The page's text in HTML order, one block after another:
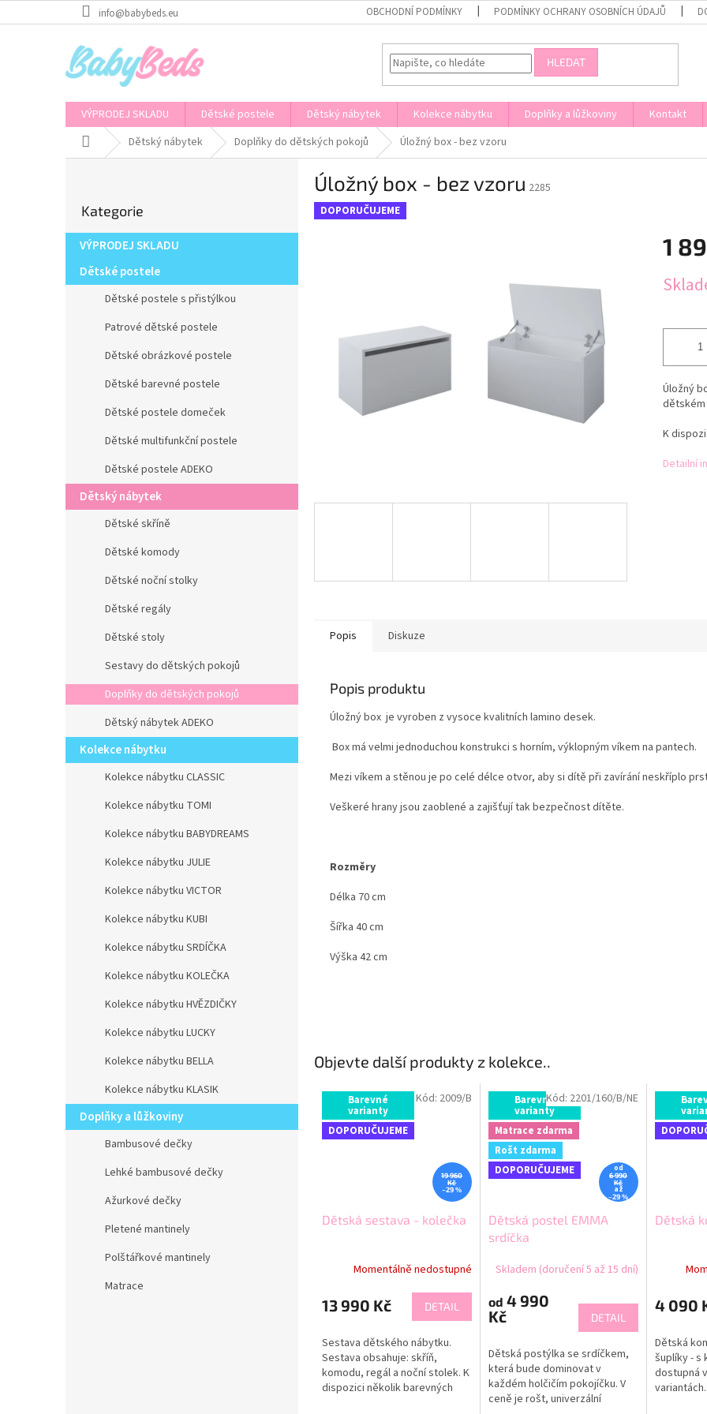
na
info@babybeds.eu OBCHODNÍ PODMÍNKY PODMÍNKY OCHRANY OSOBNÍCH ÚDAJŮ
HLEDAT
VÝPRODEJ SKLADU Dětské postele Dětský nábytek Kolekce nábytku Doplňky a lůžkoviny
Kontakt
Domů Dětský nábytek Doplňky do dětských pokojů Úložný box - bez vzoru
r
n
kategorie
Kategorie
VÝPRODEJ SKLADU
Dětské postele
Dětské postele s přistýlkou
Patrové dětské postele
Dětské obrázkové postele
Dětské barevné postele
Dětské postele domeček
Dětské multifunkční postele
Dětské postele ADEKO
Dětský nábytek
Dětské skříně
Dětské komody
Dětské noční stolky
Dětské regály
Dětské stoly
Sestavy do dětských pokojů
Doplňky do dětských pokojů
Dětský nábytek ADEKO
Kolekce nábytku
Kolekce nábytku CLASSIC
Kolekce nábytku TOMI
Kolekce nábytku BABYDREAMS
Kolekce nábytku JULIE
Kolekce nábytku VICTOR
Kolekce nábytku KUBI
Kolekce nábytku SRDÍČKA
Kolekce nábytku KOLEČKA
Kolekce nábytku HVĚZDIČKY
Kolekce nábytku LUCKY
Kolekce nábytku BELLA
Kolekce nábytku KLASIK
Doplňky a lůžkoviny
Bambusové dečky
Lehké bambusové dečky
Ažurkové dečky
Pletené mantinely
Polštářkové mantinely
Matrace
Úložný box - bez vzoru 2285
DOPORUČUJEME
1
cena:
Úložný
K
Detailní
Objevte další produkty z kolekce..
Barevné
varianty
DOPORUČUJEME
19 960
Kč
–29 %
Dětská sestava - kolečka
Momentálně nedostupné
13 990 Kč DETAIL
Sestava dětského nábytku.
Sestava obsahuje: skříň,
komodu, regál a noční stolek. K
dispozici několik barevných
Kód: 2009/B Barevné
varianty
Matrace zdarma
Rošt zdarma
DOPORUČUJEME
od
6 990
Kč
až
–29 %
Dětská postel EMMA
srdíčka
Skladem (doručení 5 až 15 dní)
od 4 990
Kč
DETAIL
Dětská postýlka se srdíčkem,
která bude dominovat v
každém holčičím pokojíčku. V
ceně je rošt, univerzální
Kód: 2201/160/B/NE
Dětská
4 090
Dětská
šuplíky - s
dostupná
variantách.
Popis Diskuze
Popis produktu
Úložný box je vyroben z vysoce kvalitních lamino desek.
Box má velmi jednoduchou konstrukci s horním, výklopným víkem na pantech.
Mezi víkem a stěnou je po celé délce otvor, aby si dítě při zavírání neskříplo
Veškeré hrany jsou zaoblené a zajišťují tak bezpečnost dítěte.
Rozměry
Délka 70 cm
Šířka 40 cm
Výška 42 cm